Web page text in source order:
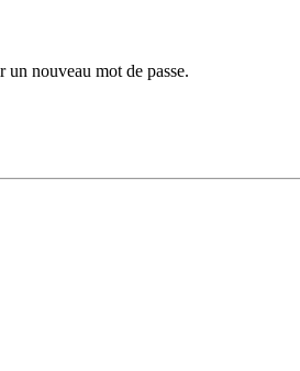
nouveau mot de passe.